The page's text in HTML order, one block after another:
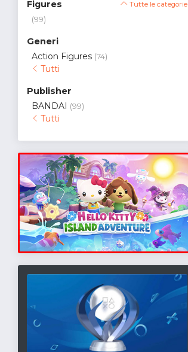
Figures Tutte le categorie
(99)
Generi
Action Figures (74)
Tutti
Publisher
BANDAI (99)
Tutti